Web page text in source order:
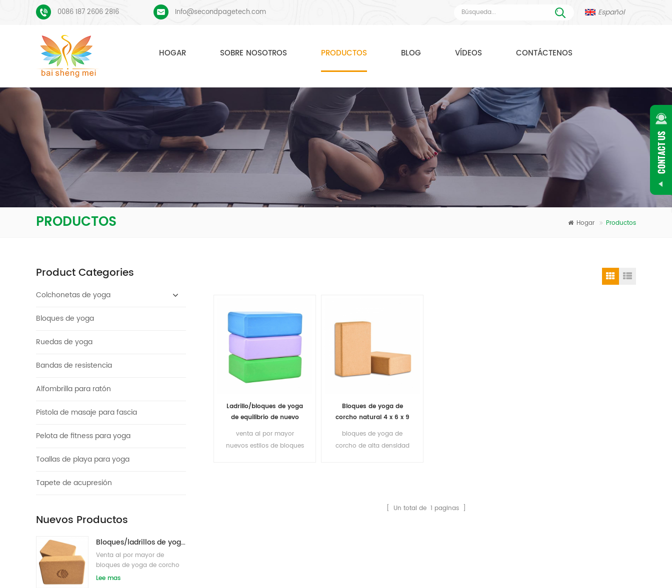
0086 187 2606 2816 Info@secondpagetech.com Español
HOGAR SOBRE NOSOTROS PRODUCTOS BLOG VÍDEOS CONTÁCTENOS
PRODUCTOS Hogar Productos
Product Categories
Colchonetas de yoga
Bloques de yoga
Ruedas de yoga
Bandas de resistencia
Alfombrilla para ratón
Pistola de masaje para fascia
Pelota de fitness para yoga
Toallas de playa para yoga
Tapete de acupresión
Nuevos Productos
Bloques/ladrillos de yoga de corcho natural ecológicos con impresión de logotipo al por mayor
Venta al por mayor de
bloques de yoga de corcho
de etiqueta privada
Lee mas
Ladrillo/bloques de yoga
de equilibrio de nuevo
entrenamiento de
equilibrio
venta al por mayor
nuevos estilos de bloques
Bloques de yoga de
corcho natural 4 x 6 x 9
antideslizantes naturales
al por mayor
bloques de yoga de
corcho de alta densidad
[ Un total de 1 paginas ]